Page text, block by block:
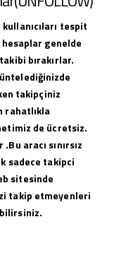
tespit
genelde
bırakırlar.
takipçiniz
rahatlıkla
de ücretsiz.
aracı sınırsız
sadece takipci
sitesinde
takip etmeyenleri